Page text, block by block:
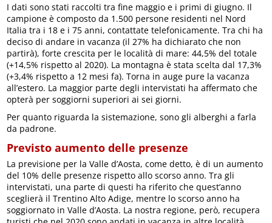
I dati sono stati raccolti tra fine maggio e i primi di giugno. Il
campione è composto da 1.500 persone residenti nel Nord
Italia tra i 18 e i 75 anni, contattate telefonicamente. Tra chi ha
deciso di andare in vacanza (il 27% ha dichiarato che non
partirà), forte crescita per le località di mare: 44,5% del totale
(+14,5% rispetto al 2020). La montagna è stata scelta dal 17,3%
(+3,4% rispetto a 12 mesi fa). Torna in auge pure la vacanza
all’estero. La maggior parte degli intervistati ha affermato che
opterà per soggiorni superiori ai sei giorni.
Per quanto riguarda la sistemazione, sono gli alberghi a farla
da padrone.
Previsto aumento delle presenze
La previsione per la Valle d’Aosta, come detto, è di un aumento
del 10% delle presenze rispetto allo scorso anno. Tra gli
intervistati, una parte di questi ha riferito che quest’anno
sceglierà il Trentino Alto Adige, mentre lo scorso anno ha
soggiornato in Valle d’Aosta. La nostra regione, però, recupera